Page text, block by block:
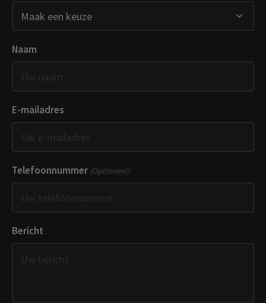
Naam
E-mailadres
Telefoonnummer (Optioneel)
Bericht